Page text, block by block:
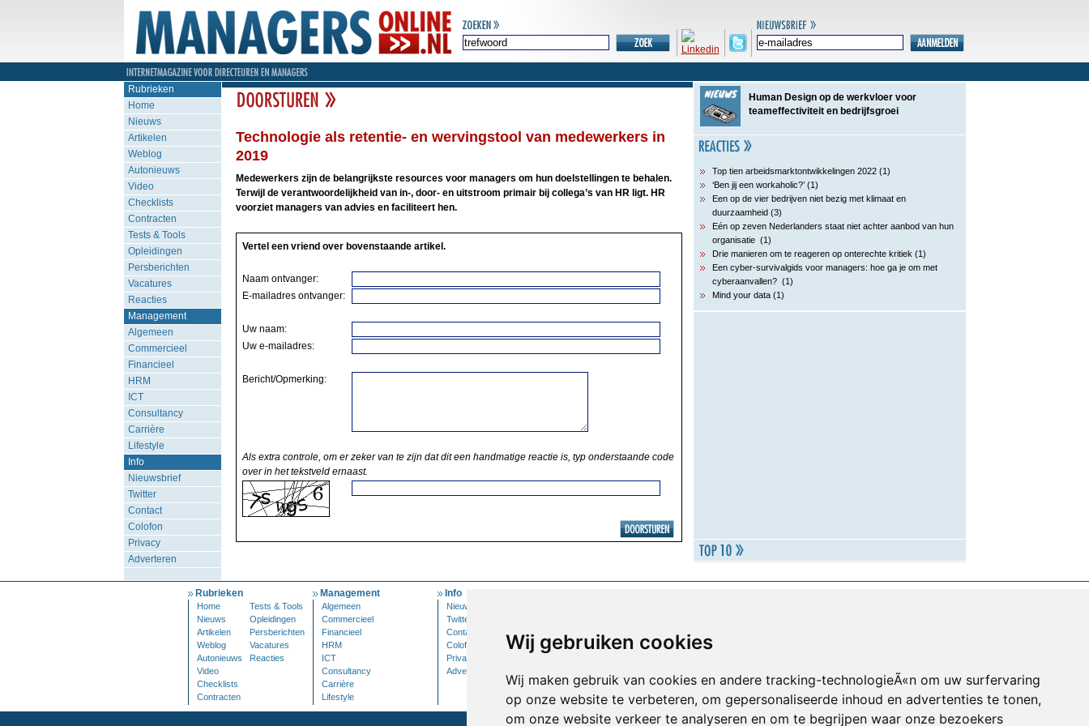
Wij gebruiken cookies
Wij maken gebruik van cookies en andere tracking-technologieÃ«n om uw surfervaring
op onze website te verbeteren, om gepersonaliseerde inhoud en advertenties te tonen,
om onze website verkeer te analyseren en om te begrijpen waar onze bezoekers
Rubrieken
Home
Nieuws
Artikelen
Weblog
Autonieuws
Video
Checklists
Contracten
Tests & Tools
Opleidingen
Persberichten
Vacatures
Reacties
Management
Algemeen
Commercieel
Financieel
HRM
ICT
Consultancy
Carrière
Lifestyle
Info
Nieuwsbrief
Twitter
Contact
Colofon
Privacy
Adverteren
Technologie als retentie- en wervingstool van medewerkers in
2019
Medewerkers zijn de belangrijkste resources voor managers om hun doelstellingen te behalen.
Terwijl de verantwoordelijkheid van in-, door- en uitstroom primair bij collega’s van HR ligt. HR
voorziet managers van advies en faciliteert hen.
Vertel een vriend over bovenstaande artikel.
Naam ontvanger:
E-mailadres ontvanger:
Uw naam:
Uw e-mailadres:
Bericht/Opmerking:
Als extra controle, om er zeker van te zijn dat dit een handmatige reactie is, typ onderstaande code
over in het tekstveld ernaast.
Human Design op de werkvloer voor
teameffectiviteit en bedrijfsgroei
Top tien arbeidsmarktontwikkelingen 2022 (1)
‘Ben jij een workaholic?’ (1)
Een op de vier bedrijven niet bezig met klimaat en
duurzaamheid (3)
Eén op zeven Nederlanders staat niet achter aanbod van hun
organisatie (1)
Drie manieren om te reageren op onterechte kritiek (1)
Een cyber-survivalgids voor managers: hoe ga je om met
cyberaanvallen? (1)
Mind your data (1)
Rubrieken
Home
Tests & Tools
Nieuws
Opleidingen
Artikelen
Persberichten
Weblog
Vacatures
Autonieuws
Reacties
Video
Checklists
Contracten
Management
Algemeen
Commercieel
Financieel
HRM
ICT
Consultancy
Carrière
Lifestyle
Info
Nieuwsbrief
Twitter
Contact
Colofon
Privacy
Adverteren